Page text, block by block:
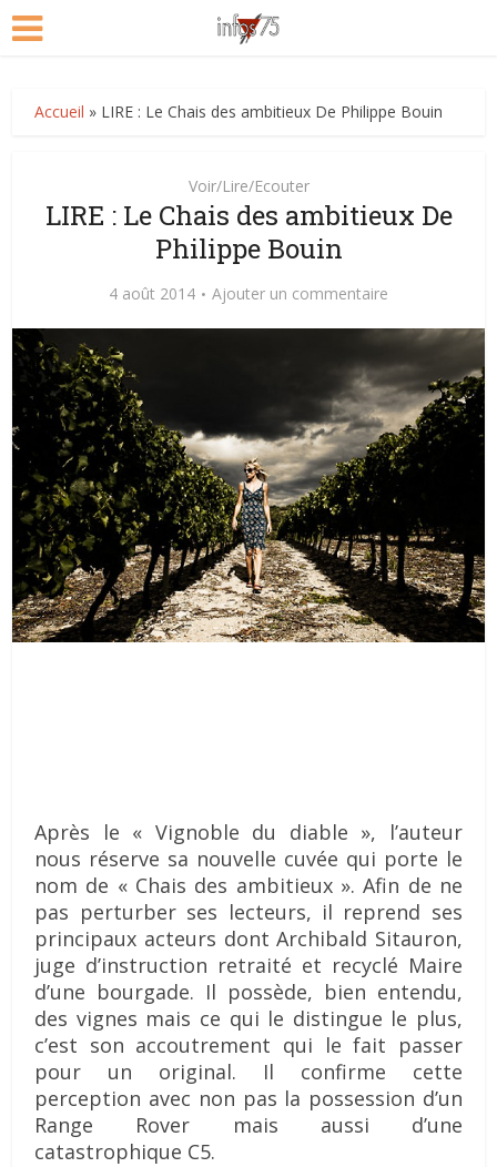
Accueil » LIRE : Le Chais des ambitieux De Philippe Bouin
Voir/Lire/Ecouter
LIRE : Le Chais des ambitieux De
Philippe Bouin
4 août 2014 Ajouter un commentaire
Après le « Vignoble du diable », l’auteur
nous réserve sa nouvelle cuvée qui porte le
nom de « Chais des ambitieux ». Afin de ne
pas perturber ses lecteurs, il reprend ses
principaux acteurs dont Archibald Sitauron,
juge d’instruction retraité et recyclé Maire
d’une bourgade. Il possède, bien entendu,
des vignes mais ce qui le distingue le plus,
c’est son accoutrement qui le fait passer
pour un original. Il confirme cette
perception avec non pas la possession d’un
Range Rover mais aussi d’une
catastrophique C5.